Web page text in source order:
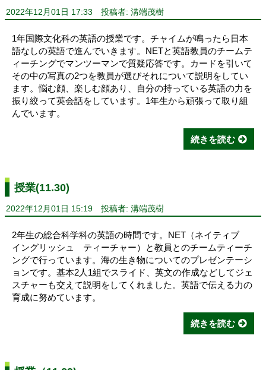
2022年12月01日 17:33 投稿者: 溝端茂樹
1年国際文化科の英語の授業です。チャイムが鳴ったら日本
語なしの英語で進んでいきます。NETと英語教員のチームテ
ィーチングでマンツーマンで質疑応答です。カードを引いて
その中の写真の2つを教員が選びそれについて説明をしてい
ます。悩む顔、楽しむ顔あり、自分の持っている英語の力を
振り絞って英会話をしています。1年生から頑張って取り組
んでいます。
続きを読む
授業(11.30)
2022年12月01日 15:19 投稿者: 溝端茂樹
2年生の総合科学科の英語の時間です。NET（ネイティブ
イングリッシュ ティーチャー）と教員とのチームティーチ
ングで行っています。海の生き物についてのプレゼンテーシ
ョンです。基本2人1組でスライド、英文の作成などしてジェ
スチャーも交えて説明をしてくれました。英語で伝える力の
育成に努めています。
続きを読む